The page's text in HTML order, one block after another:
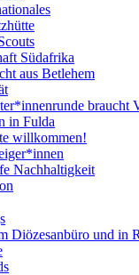
Südafrika
aus Betlehem
braucht
in Fulda
willkommen!
Nachhaltigkeit
Diözesanbüro und in